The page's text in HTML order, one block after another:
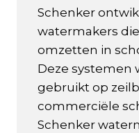
Schenker
watermakers
omzetten in
Deze systemen
gebruikt op
commerciële
Schenker